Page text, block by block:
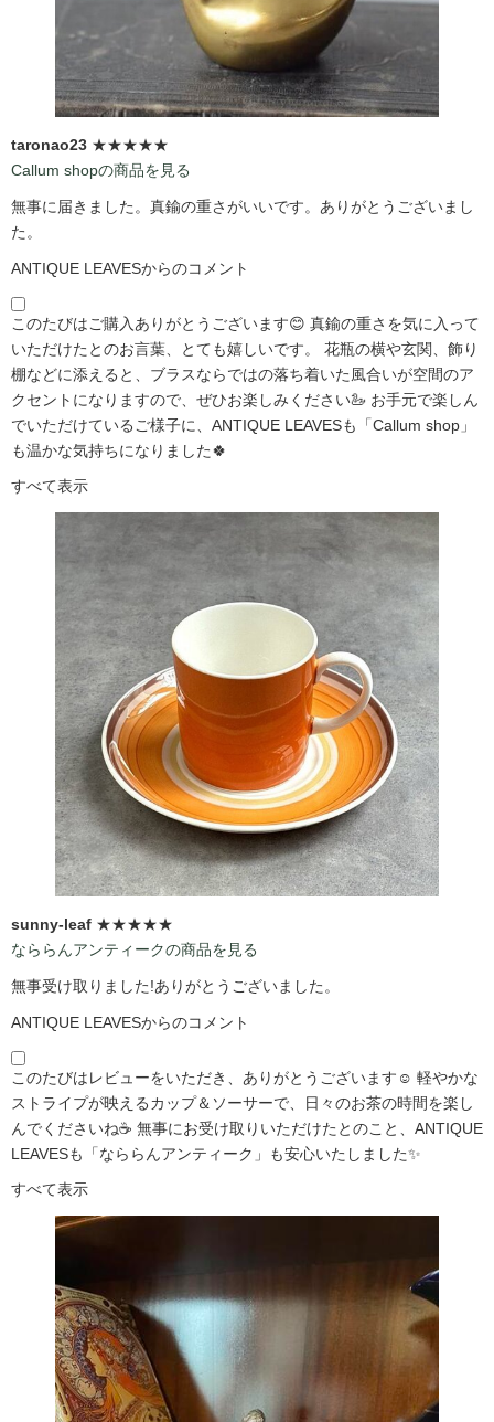
taronao23 ★★★★★
Callum shopの商品を見る
無事に届きました。真鍮の重さがいいです。ありがとうございまし
た。
ANTIQUE LEAVESからのコメント
このたびはご購入ありがとうございます😊 真鍮の重さを気に入って
いただけたとのお言葉、とても嬉しいです。 花瓶の横や玄関、飾り
棚などに添えると、ブラスならではの落ち着いた風合いが空間のア
クセントになりますので、ぜひお楽しみください🦢 お手元で楽しん
でいただけているご様子に、ANTIQUE LEAVESも「Callum shop」
も温かな気持ちになりました🍀
すべて表示
sunny-leaf ★★★★★
なららんアンティークの商品を見る
無事受け取りました!ありがとうございました。
ANTIQUE LEAVESからのコメント
このたびはレビューをいただき、ありがとうございます☺️ 軽やかな
ストライプが映えるカップ＆ソーサーで、日々のお茶の時間を楽し
んでくださいね☕ 無事にお受け取りいただけたとのこと、ANTIQUE
LEAVESも「なららんアンティーク」も安心いたしました✨
すべて表示